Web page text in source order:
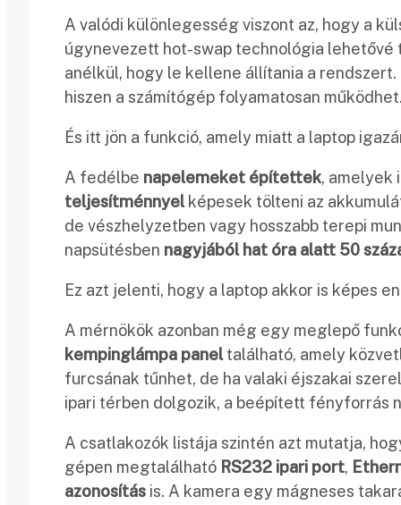
A valódi különlegesség viszont az, hogy a
úgynevezett hot-swap technológia
anélkül, hogy le kellene állítania a
hiszen a számítógép folyamatosan
És itt jön a funkció, amely miatt a laptop
A fedélbe napelemeket építettek, amelyek
teljesítménnyelképesek tölteni az
de vészhelyzetben vagy hosszabb terepi
napsütésben nagyjából hat óra alatt 50
Ez azt jelenti, hogy a laptop akkor is képes
A mérnökök azonban még egy meglepő
kempinglámpa paneltalálható, amely
furcsának tűnhet, de ha valaki éjszakai
ipari térben dolgozik, a beépített fényforrás
A csatlakozók listája szintén azt mutatja,
gépen megtalálható RS232 ipari port,
azonosítás is. A kamera egy mágneses